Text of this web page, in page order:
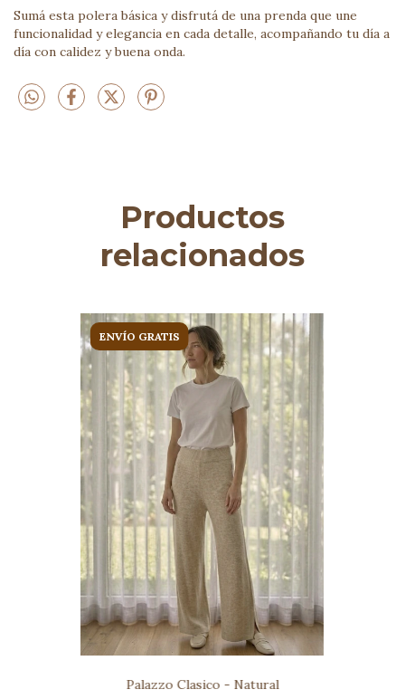
Sumá esta polera básica y disfrutá de una prenda que une
funcionalidad y elegancia en cada detalle, acompañando tu día a
día con calidez y buena onda.
Productos
relacionados
ENVÍO GRATIS
Palazzo Clasico - Natural